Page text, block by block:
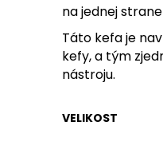
na jednej
Táto kefa je
kefy, a tým
nástroju.
VELIKOST